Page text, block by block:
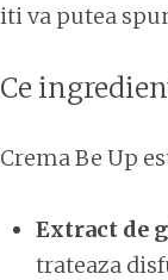
iti va putea
Ce
Crema Be Up
Extract de
trateaza